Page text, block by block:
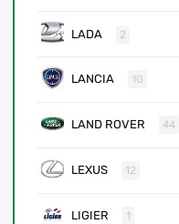
LADA 2
LANCIA 10
LAND ROVER 44
LEXUS 12
LIGIER 1